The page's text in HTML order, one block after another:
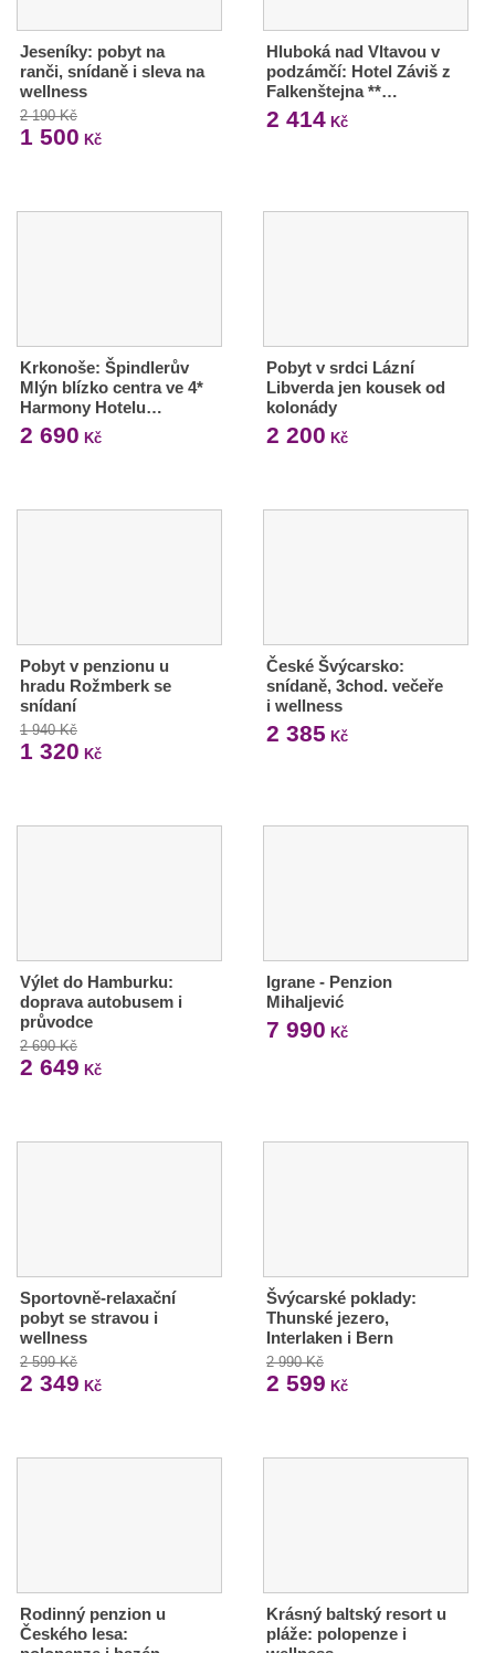
Jeseníky: pobyt na
ranči, snídaně i sleva na
wellness
2 190 Kč
1 500 Kč
Hluboká nad Vltavou v
podzámčí: Hotel Záviš z
Falkenštejna **…
2 414Kč
Krkonoše: Špindlerův
Mlýn blízko centra ve 4*
Harmony Hotelu…
2 690 Kč
Pobyt v srdci Lázní
Libverda jen kousek od
kolonády
2 200 Kč
Pobyt v penzionu u
hradu Rožmberk se
snídaní
1 940 Kč
1 320 Kč
České Švýcarsko:
snídaně, 3chod. večeře
i wellness
2 385 Kč
Výlet do Hamburku:
doprava autobusem i
průvodce
2 690 Kč
2 649 Kč
Igrane - Penzion
Mihaljević
7 990 Kč
Sportovně-relaxační
pobyt se stravou i
wellness
2 599 Kč
2 349 Kč
Švýcarské poklady:
Thunské jezero,
Interlaken i Bern
2 990 Kč
2 599 Kč
Rodinný penzion u
Českého lesa:
Krásný baltský resort u
pláže: polopenze i